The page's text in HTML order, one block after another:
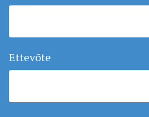
Ettevõte